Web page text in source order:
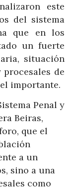
este
del sistema
que en los
un fuerte
situación
de
importante.
Penal y
Beiras,
que el
a un
sino a una
como